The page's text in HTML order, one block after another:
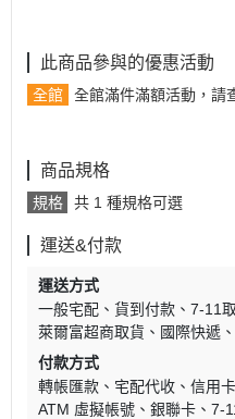
此商品參與的優惠活動
全館 全館滿件滿額活動，請
商品規格
規格 共 1 種規格可選
運送&付款
運送方式
一般宅配
貨到付款 7-11
萊爾富超商取貨
國際快遞
付款方式
轉帳匯款
宅配代收 信用
ATM 虛擬帳號
銀聯卡 7-